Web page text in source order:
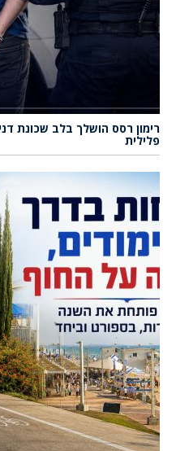
רימון רסס הושלך בלב שכונת
פלילית